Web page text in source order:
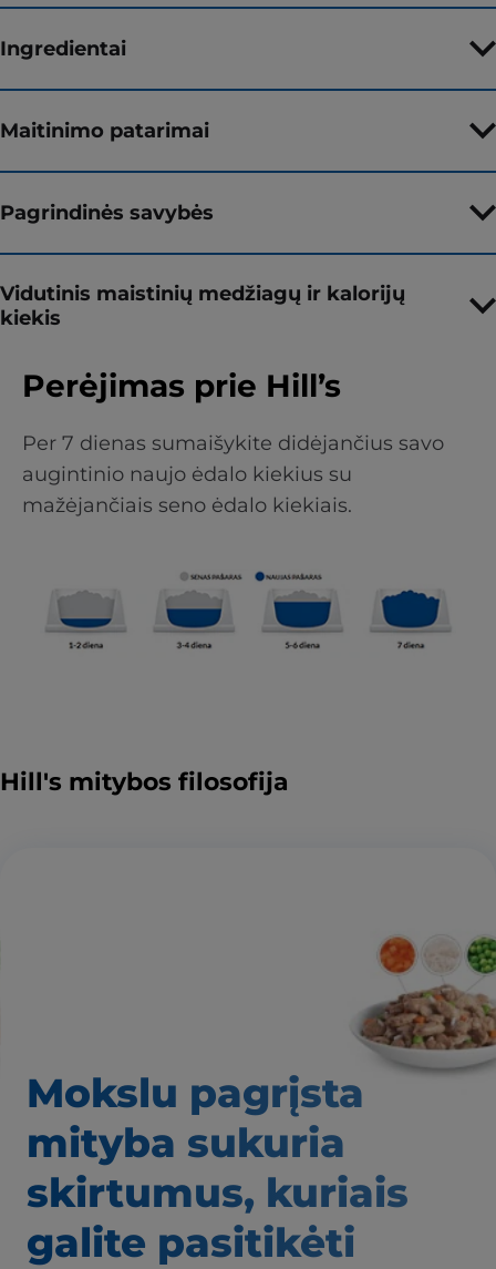
Ingredientai
Maitinimo patarimai
Pagrindinės savybės
Vidutinis maistinių medžiagų ir kalorijų
kiekis
Perėjimas prie Hill’s
Per 7 dienas sumaišykite didėjančius savo
augintinio naujo ėdalo kiekius su
mažėjančiais seno ėdalo kiekiais.
Hill's mitybos filosofija
Mokslu pagrįsta
mityba sukuria
skirtumus, kuriais
galite pasitikėti